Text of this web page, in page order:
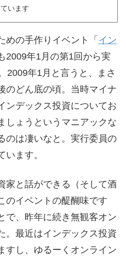
ています
めの手作りイベント「 イン
2009年1月の第1回から実
2009年1月と言うと、まさ
のどん底の頃。当時マイナ
ンデックス投資についてお
しょうというマニアックな
のは凄いなと。実行委員の
います。
家と話ができる（そして酒
のイベントの醍醐味です
で、昨年に続き無観客オン
。最近はインデックス投資
すし、ゆるーくオンライン